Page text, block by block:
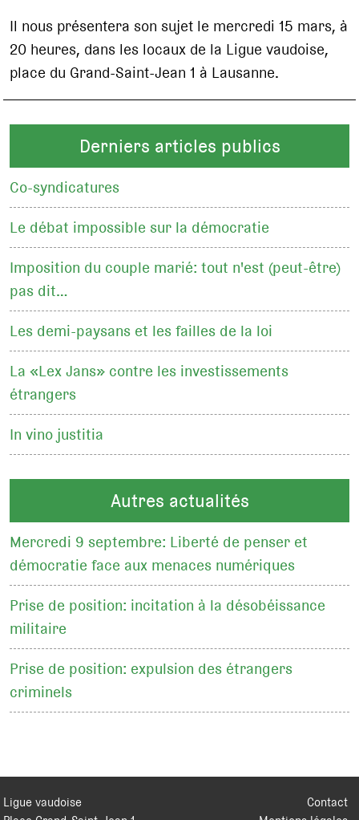
Il nous présentera son sujet le mercredi 15 mars, à
20 heures, dans les locaux de la Ligue vaudoise,
place du Grand-Saint-Jean 1 à Lausanne.
Derniers articles publics
Co-syndicatures
Le débat impossible sur la démocratie
Imposition du couple marié: tout n'est (peut-être)
pas dit…
Les demi-paysans et les failles de la loi
La «Lex Jans» contre les investissements
étrangers
In vino justitia
Autres actualités
Mercredi 9 septembre: Liberté de penser et
démocratie face aux menaces numériques
Prise de position: incitation à la désobéissance
militaire
Prise de position: expulsion des étrangers
criminels
Contact
Ligue vaudoise